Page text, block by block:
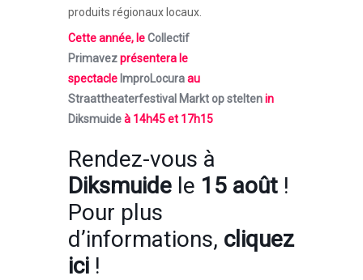
produits régionaux locaux.
Cette année, leCollectif
Primavezprésentera le
spectacle ImproLocuraau
Straattheaterfestival Markt op steltenin
Diksmuideà 14h45 et 17h15
Rendez-vous à
Diksmuide le 15 août !
Pour plus
d’informations, cliquez
ici !